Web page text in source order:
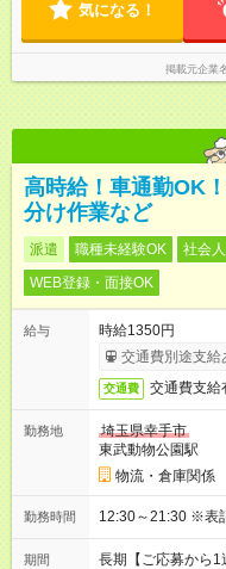
気になる！
掲載元企業
高時給！車通勤OK
分け作業など
派遣 職種未経験OK 社会
WEB登録・面接OK
給与
時給1350円
交通費別途支給
交通費 交通費支給
勤務地
埼玉県幸手市
東武動物公園駅
物流・倉庫関係
勤務時間 12:30
期間
長期【ご応募から1